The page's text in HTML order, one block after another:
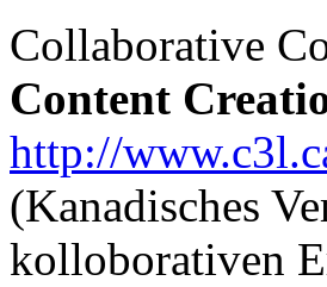
Collaborative
Content
http://
(Kanadisches
kolloborativen